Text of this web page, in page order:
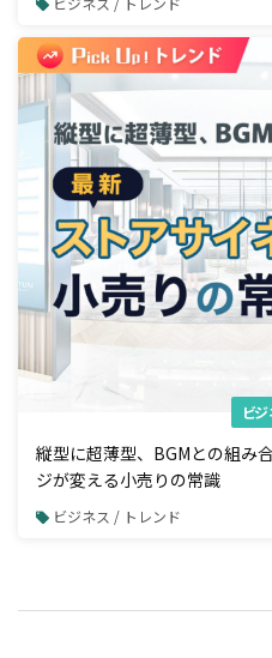
ビ
縦型に超薄型、BGMとの組み
ジが変える小売りの常識
ビジネス / トレンド